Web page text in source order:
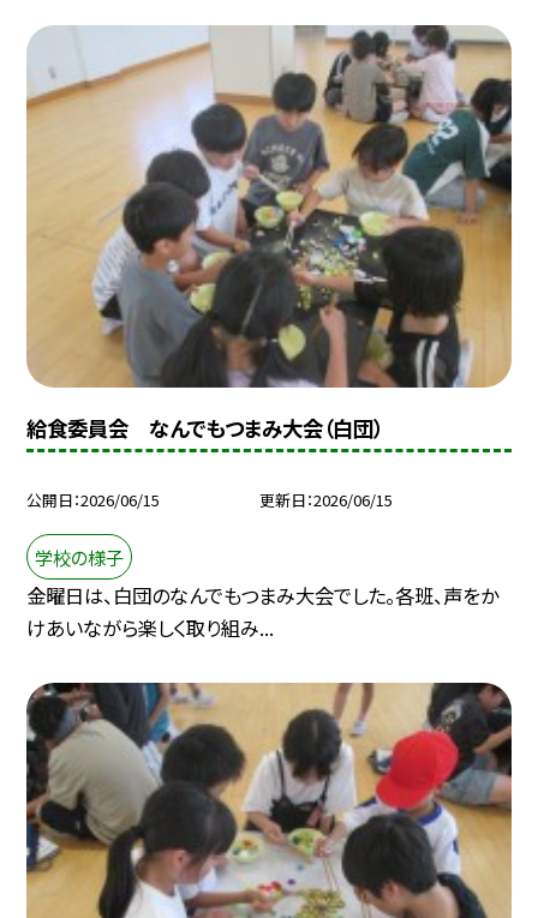
給食委員会 なんでもつまみ大会（白団）
公開日 2026/06/15 更新日 2026/06/15
学校の様子
金曜日は、白団のなんでもつまみ大会でした。各班、声をか
けあいながら楽しく取り組み...